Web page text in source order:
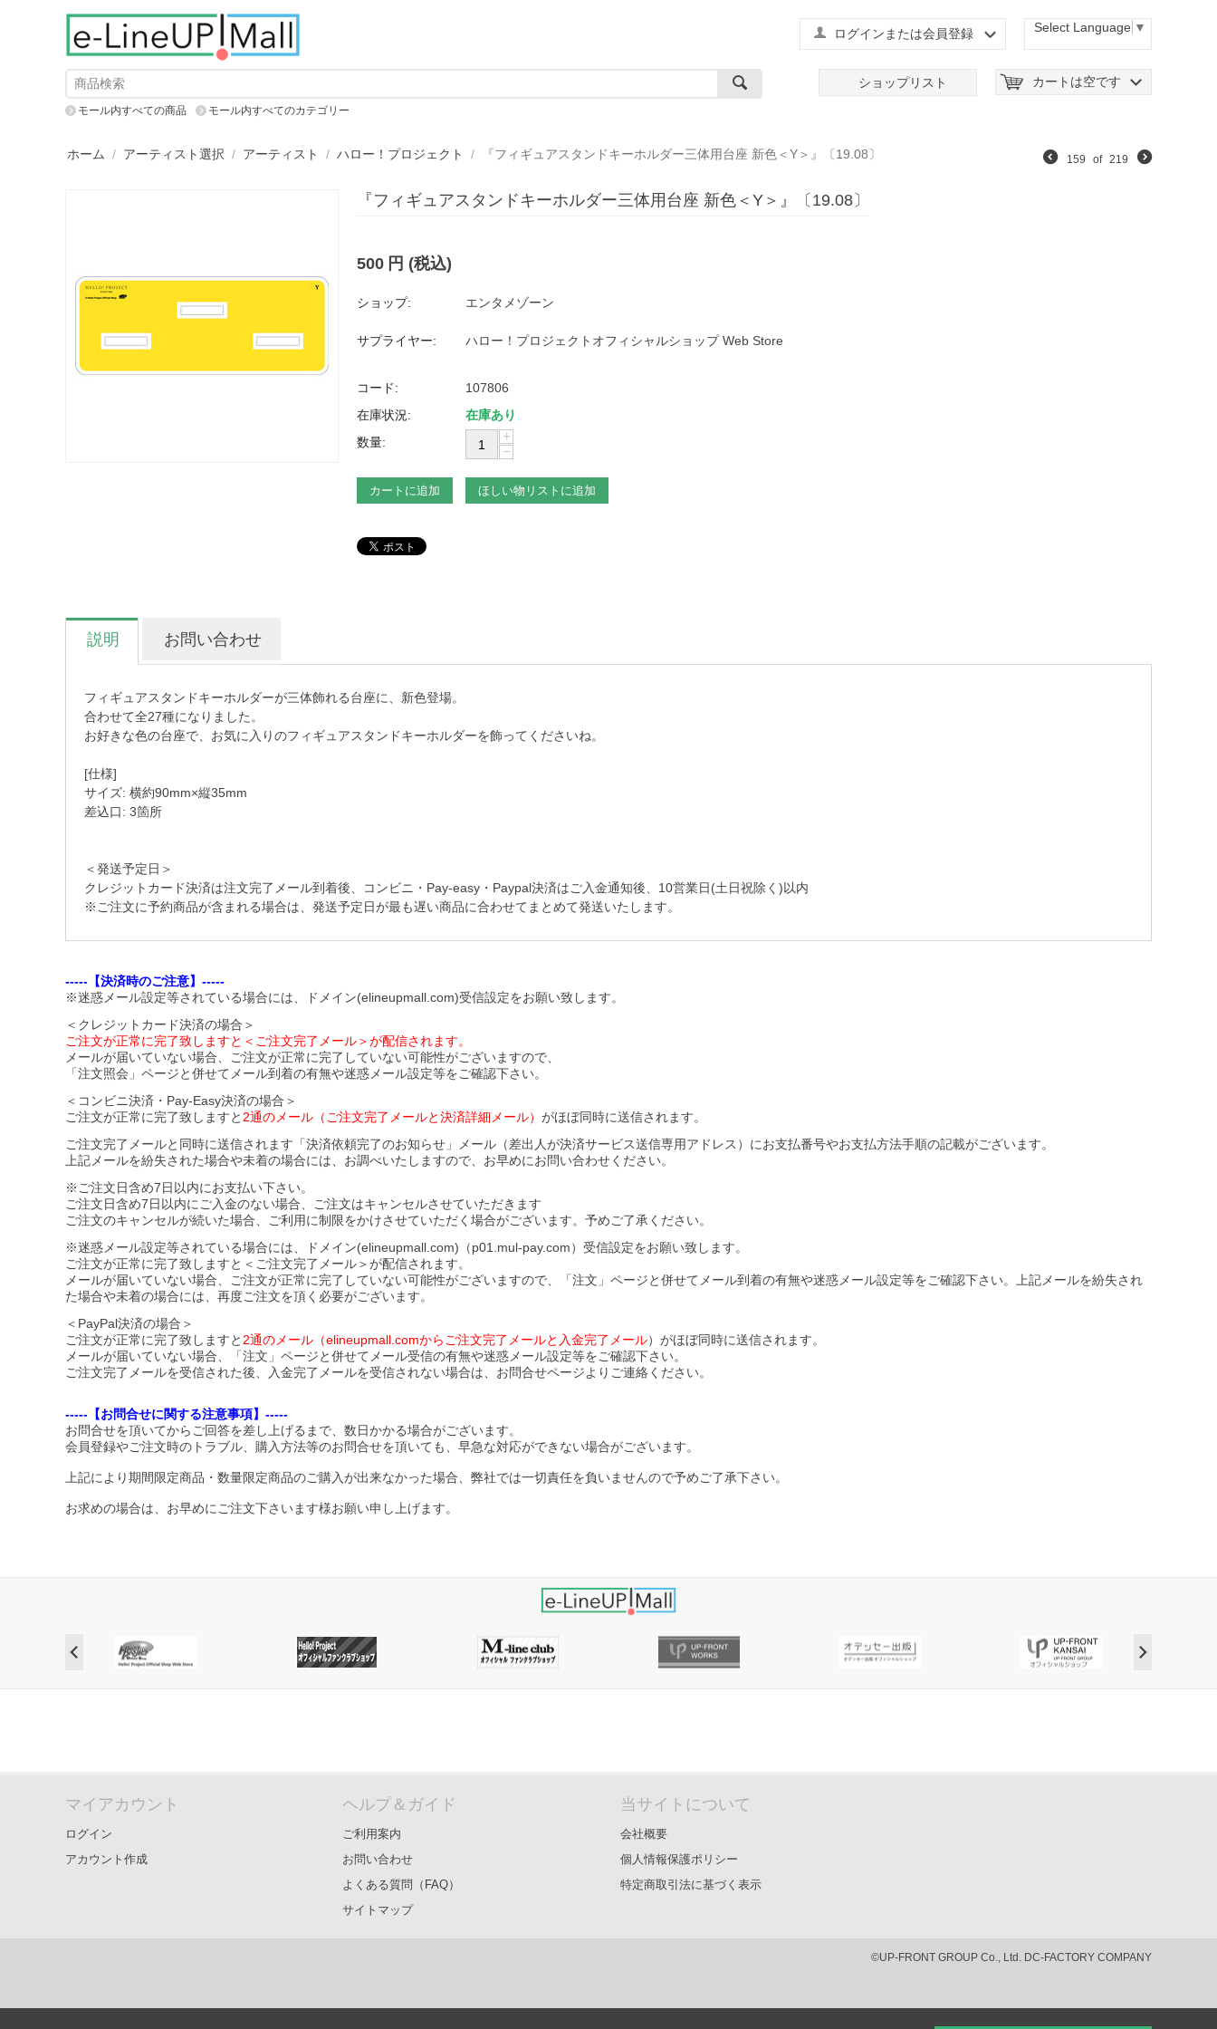
Select Language ▼
ログインまたは会員登録
カートは空です
ショップリスト
モール内すべての商品 モール内すべてのカテゴリー
ホーム / アーティスト選択 / アーティスト / ハロー！プロジェクト / 『フィギュアスタンドキーホルダー三体用台座 新色＜Y＞』〔19.08〕 159 of 219
『フィギュアスタンドキーホルダー三体用台座 新色＜Y＞』〔19.08〕
500 円 (税込)
ショップ: エンタメゾーン
サプライヤー: ハロー！プロジェクトオフィシャルショップ Web Store
コード:
107806
在庫状況:
在庫あり
数量:
+
−
カートに追加 ほしい物リストに追加
説明 お問い合わせ
フィギュアスタンドキーホルダーが三体飾れる台座に、新色登場。
合わせて全27種になりました。
お好きな色の台座で、お気に入りのフィギュアスタンドキーホルダーを飾ってくださいね。
[仕様]
サイズ: 横約90mm×縦35mm
差込口: 3箇所
＜発送予定日＞
クレジットカード決済は注文完了メール到着後、コンビニ・Pay-easy・Paypal決済はご入金通知後、10営業日(土日祝除く)以内
※ご注文に予約商品が含まれる場合は、発送予定日が最も遅い商品に合わせてまとめて発送いたします。
-----【決済時のご注意】-----
※迷惑メール設定等されている場合には、ドメイン(elineupmall.com)受信設定をお願い致します。
＜クレジットカード決済の場合＞
ご注文が正常に完了致しますと＜ご注文完了メール＞が配信されます。
メールが届いていない場合、ご注文が正常に完了していない可能性がございますので、
「注文照会」ページと併せてメール到着の有無や迷惑メール設定等をご確認下さい。
＜コンビニ決済・Pay-Easy決済の場合＞
ご注文が正常に完了致しますと2通のメール（ご注文完了メールと決済詳細メール） がほぼ同時に送信されます。
ご注文完了メールと同時に送信されます「決済依頼完了のお知らせ」メール（差出人が決済サービス送信専用アドレス）にお支払番号やお支払方法手順の記載がございます。
上記メールを紛失された場合や未着の場合には、お調べいたしますので、お早めにお問い合わせください。
※ご注文日含め7日以内にお支払い下さい。
ご注文日含め7日以内にご入金のない場合、ご注文はキャンセルさせていただきます
ご注文のキャンセルが続いた場合、ご利用に制限をかけさせていただく場合がございます。予めご了承ください。
※迷惑メール設定等されている場合には、ドメイン(elineupmall.com)（p01.mul-pay.com）受信設定をお願い致します。
ご注文が正常に完了致しますと＜ご注文完了メール＞が配信されます。
メールが届いていない場合、ご注文が正常に完了していない可能性がございますので、「注文」ページと併せてメール到着の有無や迷惑メール設定等をご確認下さい。 上記メールを紛失され
た場合や未着の場合には、再度ご注文を頂く必要がございます。
＜PayPal決済の場合＞
ご注文が正常に完了致しますと2通のメール（elineupmall.comからご注文完了メールと入金完了メール）がほぼ同時に送信されます。
メールが届いていない場合、「注文」ページと併せてメール受信の有無や迷惑メール設定等をご確認下さい。
ご注文完了メールを受信された後、入金完了メールを受信されない場合は、お問合せページよりご連絡ください。
-----【お問合せに関する注意事項】-----
お問合せを頂いてからご回答を差し上げるまで、数日かかる場合がございます。
会員登録やご注文時のトラブル、購入方法等のお問合せを頂いても、早急な対応ができない場合がございます。
上記により期間限定商品・数量限定商品のご購入が出来なかった場合、弊社では一切責任を負いませんので予めご了承下さい。
お求めの場合は、お早めにご注文下さいます様お願い申し上げます。
マイアカウント
ログイン
アカウント作成
ヘルプ＆ガイド
ご利用案内
お問い合わせ
よくある質問（FAQ）
サイトマップ
当サイトについて
会社概要
個人情報保護ポリシー
特定商取引法に基づく表示
©UP-FRONT GROUP Co., Ltd. DC-FACTORY COMPANY